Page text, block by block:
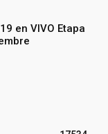
en VIVO Etapa